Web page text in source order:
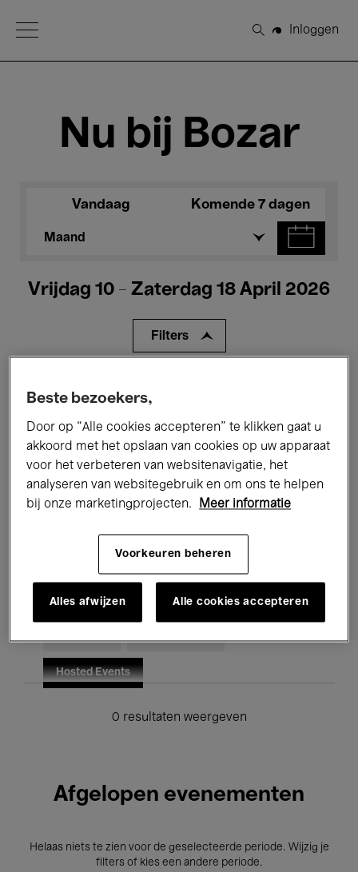
Open Menu
Zoeken
Inloggen
Nu bij Bozar
Vandaag Komende 7 dagen
Maand
Vrijdag 10 - Zaterdag 18 April 2026
Filters
Tentoonstellingen Films
Performances Lezingen & Debatten
Jazz Klassieke Muziek Global Music
Elektronische Muziek
Voor iedereen Kids’ Palace
Hosted Events
0 resultaten weergeven
Afgelopen evenementen
Helaas niets te zien voor de geselecteerde periode. Wijzig je
filters of kies een andere periode.
Beste bezoekers,
Door op “Alle cookies accepteren” te klikken gaat u
akkoord met het opslaan van cookies op uw apparaat
voor het verbeteren van websitenavigatie, het
analyseren van websitegebruik en om ons te helpen
bij onze marketingprojecten.
Meer informatie
Voorkeuren beheren
Alles afwijzen Alle cookies accepteren